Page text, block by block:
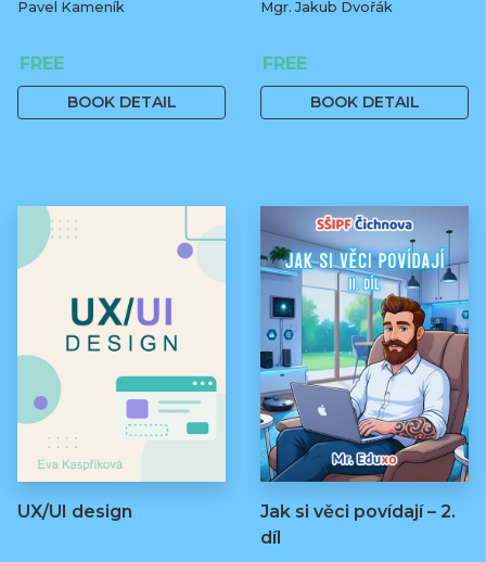
Pavel Kameník
FREE
BOOK DETAIL
Mgr. Jakub Dvořák
FREE
BOOK DETAIL
UX/UI design
Jak si věci povídají – 2.
díl